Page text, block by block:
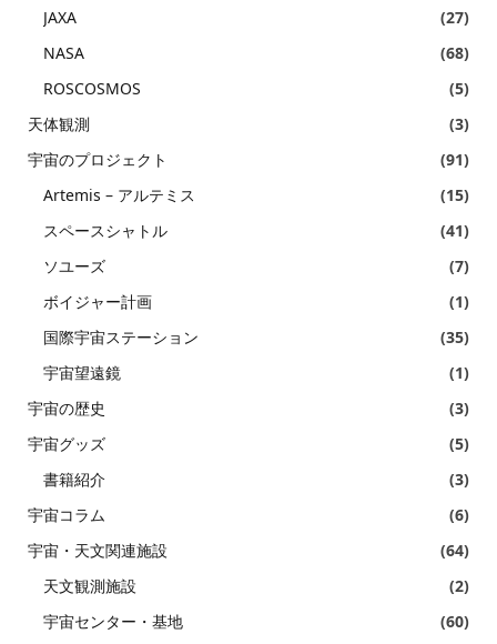
JAXA
(27)
NASA
(68)
ROSCOSMOS
(5)
天体観測
(3)
宇宙のプロジェクト
(91)
Artemis – アルテミス
(15)
スペースシャトル
(41)
ソユーズ
(7)
ボイジャー計画
(1)
国際宇宙ステーション
(35)
宇宙望遠鏡
(1)
宇宙の歴史
(3)
宇宙グッズ
(5)
書籍紹介
(3)
宇宙コラム
(6)
宇宙・天文関連施設
(64)
天文観測施設
(2)
宇宙センター・基地
(60)